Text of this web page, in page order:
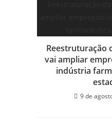
Reestruturação
vai ampliar
indústria
9 de